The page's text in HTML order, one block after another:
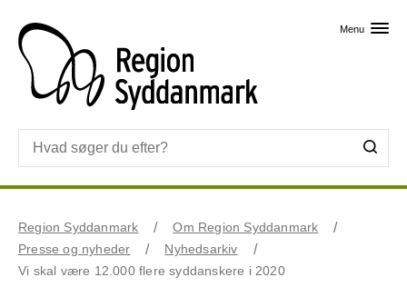
Menu
Region Syddanmark
Om Region Syddanmark
Presse og nyheder
Nyhedsarkiv
Vi skal være 12.000 flere syddanskere i 2020